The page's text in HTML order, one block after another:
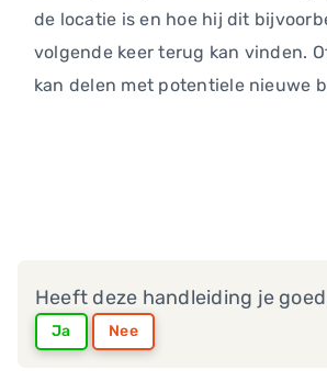
de locatie is en hoe hij dit
volgende keer terug kan vinden.
kan delen met potentiele nieuwe
Heeft deze handleiding je
Ja Nee